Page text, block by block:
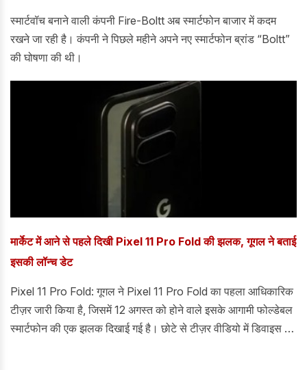
स्मार्टवॉच बनाने वाली कंपनी Fire-Boltt अब स्मार्टफोन बाजार में कदम
रखने जा रही है। कंपनी ने पिछले महीने अपने नए स्मार्टफोन ब्रांड “Boltt”
की घोषणा की थी।
मार्केट में आने से पहले दिखी Pixel 11 Pro Fold की झलक, गूगल ने बताई
इसकी लॉन्च डेट
Pixel 11 Pro Fold: गूगल ने Pixel 11 Pro Fold का पहला आधिकारिक
टीज़र जारी किया है, जिसमें 12 अगस्त को होने वाले इसके आगामी फोल्डेबल
स्मार्टफोन की एक झलक दिखाई गई है। छोटे से टीज़र वीडियो में डिवाइस के